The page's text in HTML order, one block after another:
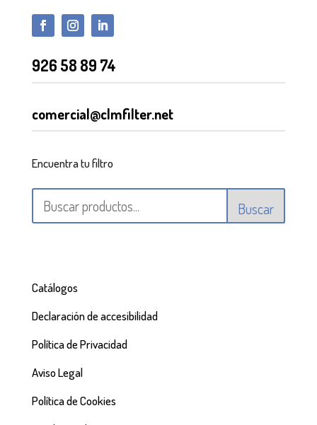
926 58 89 74
comercial@clmfilter.net
Encuentra tu filtro
Buscar
Catálogos
Declaración de accesibilidad
Política de Privacidad
Aviso Legal
Política de Cookies